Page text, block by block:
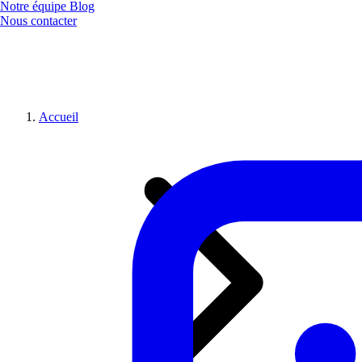
Notre équipe Blog
Nous contacter
Accueil